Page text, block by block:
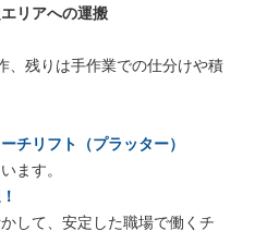
リアへの運搬
、残りは手作業での仕分けや積
チリフト（プラッター）
ます。
して、安定した職場で働くチ